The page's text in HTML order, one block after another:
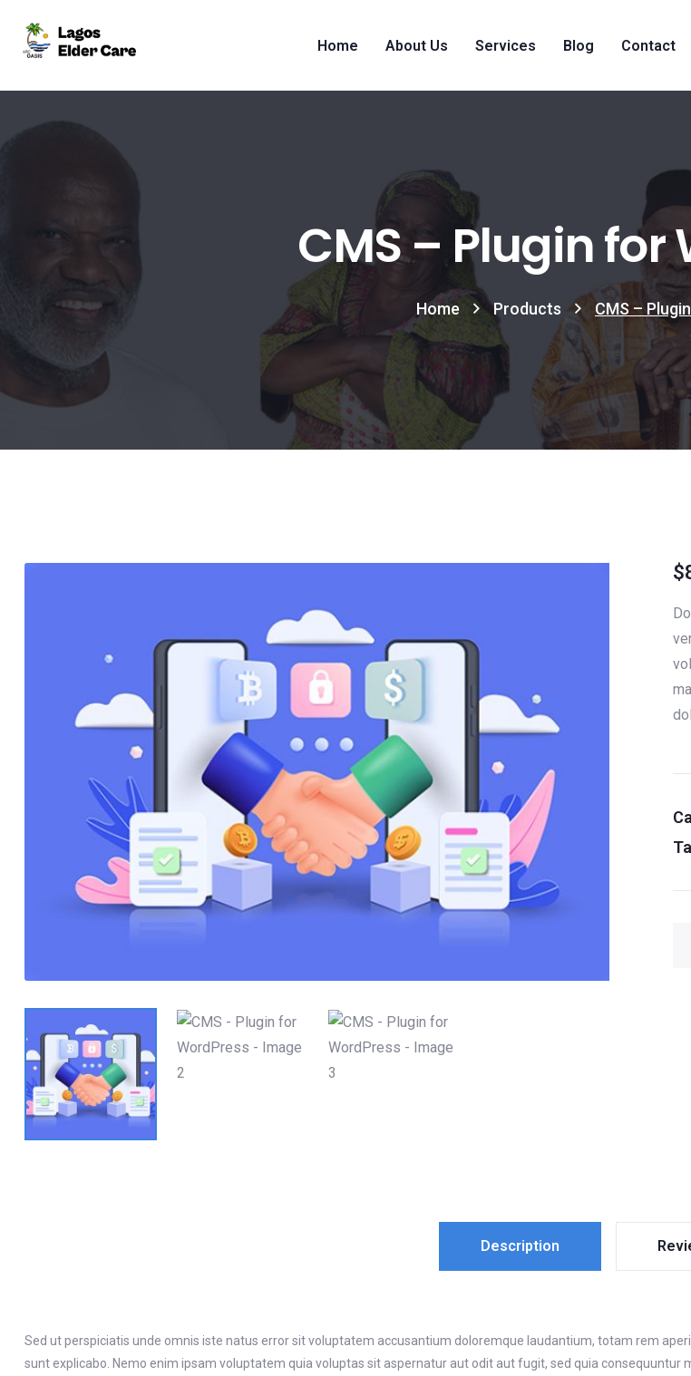
Home About Us Services Blog Contact
CMS – Plugin for
Home Products CMS –
$
Description
Sed ut perspiciatis unde omnis iste natus error sit voluptatem accusantium doloremque laudantium, totam rem
sunt explicabo. Nemo enim ipsam voluptatem quia voluptas sit aspernatur aut odit aut fugit, sed quia